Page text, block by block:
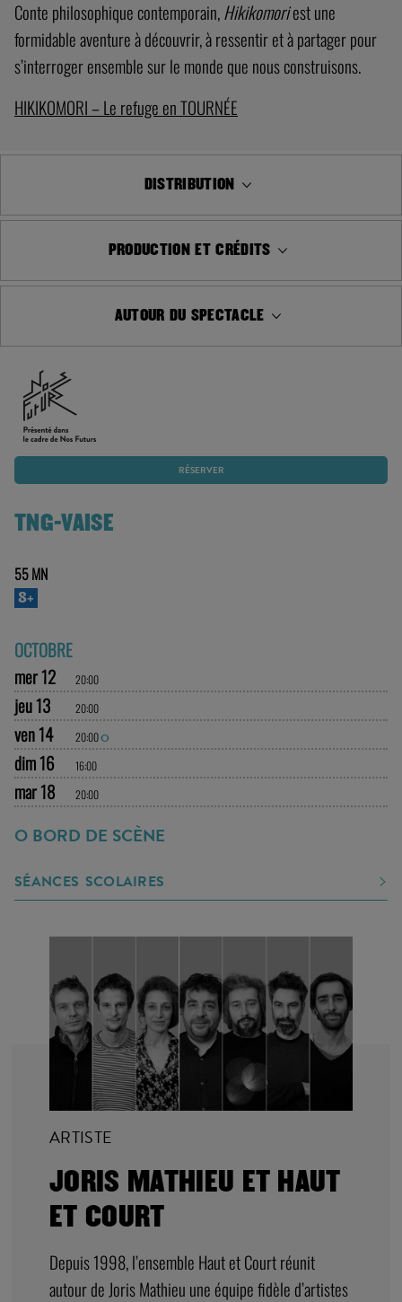
Conte philosophique contemporain,Hikikomoriest une
formidable aventure à découvrir, à ressentir et à partager pour
s’interroger ensemble sur le monde que nous construisons.
HIKIKOMORI – Le refuge en TOURNÉE
RÉSERVER
TNG-VAISE
55 MN
OCTOBRE
mer 12
20:00
jeu 13 20:00
ven 14 20:00O
dim 16 16:00
mar 18 20:00
SÉANCES SCOLAIRES
JORIS MATHIEU ET HAUT
ET COURT
Depuis 1998, l’ensemble Haut et Court réunit